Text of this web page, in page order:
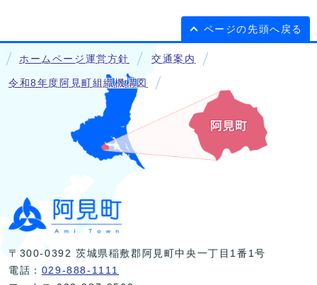
ページの先頭へ戻る
ホームページ運営方針 交通案内
令和8年度阿見町組織機構図
〒300-0392 茨城県稲敷郡阿見町中央一丁目1番1号
電話： 029-888-1111